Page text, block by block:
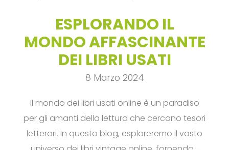
ESPLORANDO IL
MONDO AFFASCINANTE
DEI LIBRI USATI
8 Marzo 2024
Il mondo dei libri usati online è un paradiso
per gli amanti della lettura che cercano tesori
letterari. In questo blog, esploreremo il vasto